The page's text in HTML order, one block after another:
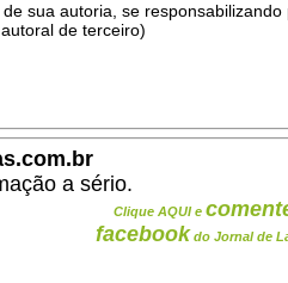
sua autoria, se responsabilizando
de terceiro)
a sério.
Clique AQUI e
facebook do Jornal de